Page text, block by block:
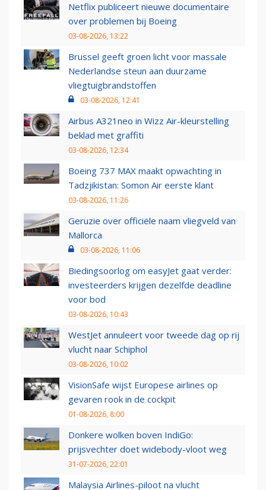
Netflix publiceert nieuwe documentaire
over problemen bij Boeing
03-08-2026, 13:22
Brussel geeft groen licht voor massale
Nederlandse steun aan duurzame
vliegtuigbrandstoffen
03-08-2026, 12:41
Airbus A321neo in Wizz Air-kleurstelling
beklad met graffiti
03-08-2026, 12:34
Boeing 737 MAX maakt opwachting in
Tadzjikistan: Somon Air eerste klant
03-08-2026, 11:26
Geruzie over officiële naam vliegveld van
Mallorca
03-08-2026, 11:06
Biedingsoorlog om easyJet gaat verder:
investeerders krijgen dezelfde deadline
voor bod
03-08-2026, 10:43
WestJet annuleert voor tweede dag op rij
vlucht naar Schiphol
03-08-2026, 10:02
VisionSafe wijst Europese airlines op
gevaren rook in de cockpit
01-08-2026, 8:00
Donkere wolken boven IndiGo:
prijsvechter doet widebody-vloot weg
31-07-2026, 22:01
Malaysia Airlines-piloot na vlucht